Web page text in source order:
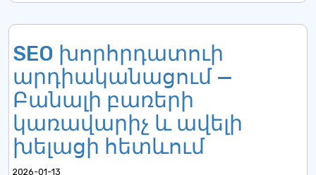
SEO խորհրդատուի
արդիականացում —
Բանալի բառերի
կառավարիչ և ավելի
խելացի հետևում
2026-01-13